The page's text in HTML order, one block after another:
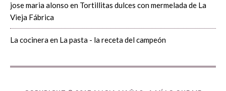
jose maria alonso en Tortillitas dulces con mermelada de La
Vieja Fábrica
La cocineraen La pasta - la receta del campeón